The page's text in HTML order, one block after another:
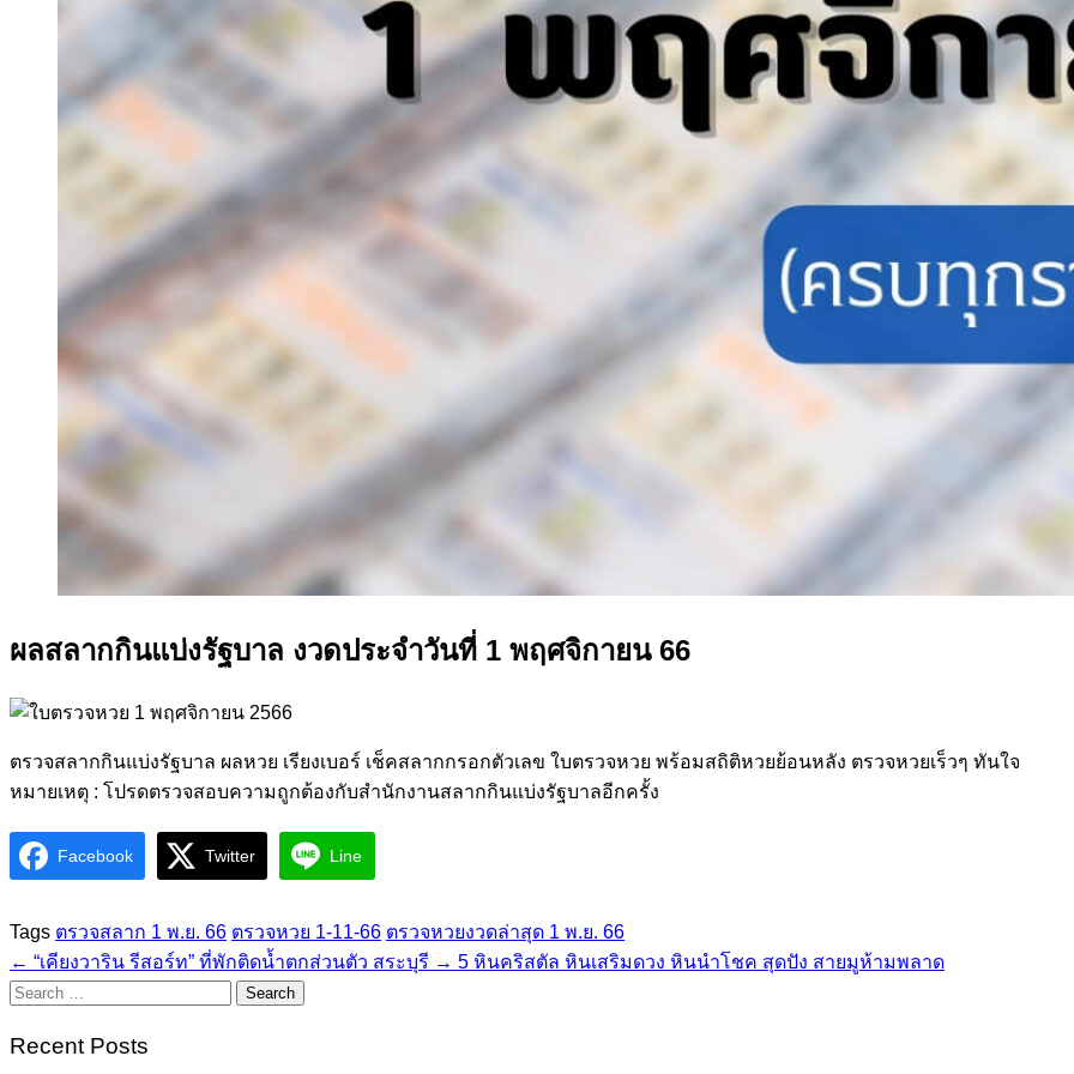
ผลสลากกินแบ่งรัฐบาล งวดประจำวันที่ 1 พฤศจิกายน 66
ตรวจสลากกินแบ่งรัฐบาล ผลหวย เรียงเบอร์ เช็คสลากกรอกตัวเลข ใบตรวจหวย พร้อมสถิติหวยย้อนหลัง ตรวจหวยเร็วๆ ทันใจ
หมายเหตุ : โปรดตรวจสอบความถูกต้องกับสำนักงานสลากกินแบ่งรัฐบาลอีกครั้ง
Facebook Twitter Line
Tags ตรวจสลาก 1 พ.ย. 66 ตรวจหวย 1-11-66 ตรวจหวยงวดล่าสุด 1 พ.ย. 66
← “เคียงวาริน รีสอร์ท” ที่พักติดน้ำตกส่วนตัว สระบุรี → 5 หินคริสตัล หินเสริมดวง หินนำโชค สุดปัง สายมูห้ามพลาด
Search
Recent Posts